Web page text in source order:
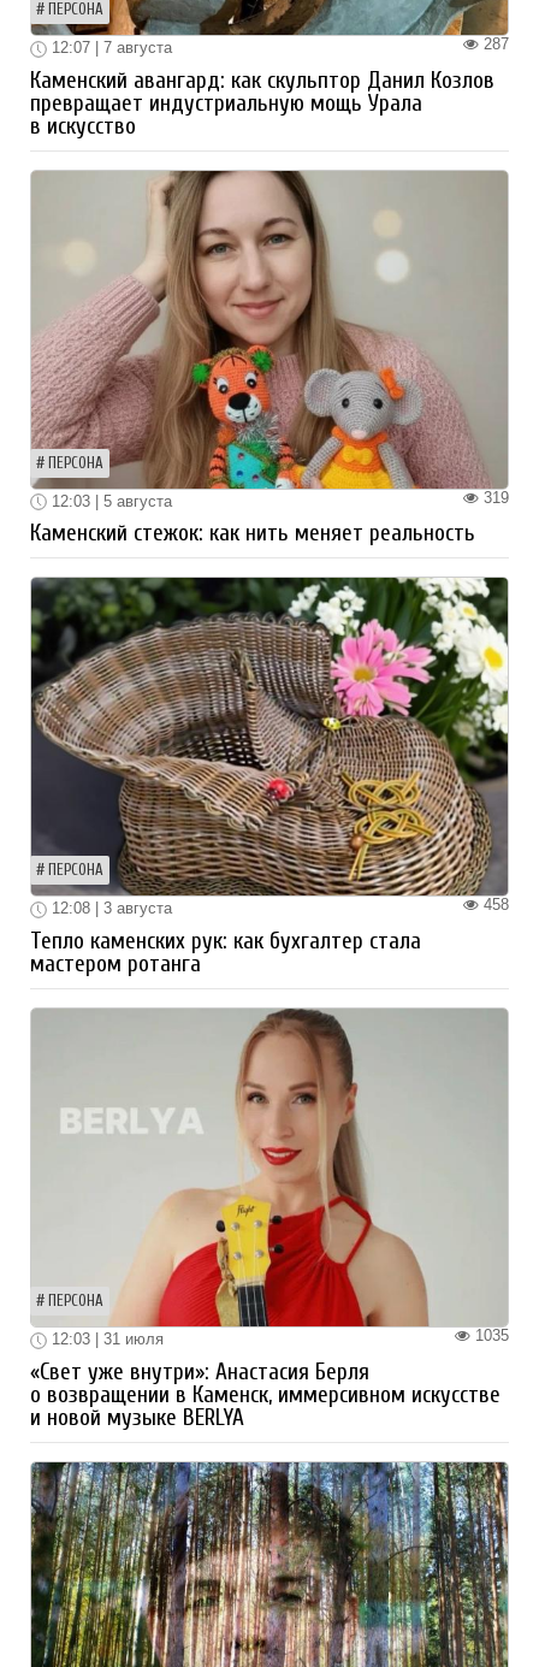
ПЕРСОНА
287
12:07 | 7 августа
Каменский авангард: как скульптор Данил Козлов
превращает индустриальную мощь Урала
в искусство
ПЕРСОНА
319
12:03 | 5 августа
Каменский стежок: как нить меняет реальность
ПЕРСОНА
458
12:08 | 3 августа
Тепло каменских рук: как бухгалтер стала
мастером ротанга
ПЕРСОНА
1035
12:03 | 31 июля
«Свет уже внутри»: Анастасия Берля
о возвращении в Каменск, иммерсивном искусстве
и новой музыке BERLYA